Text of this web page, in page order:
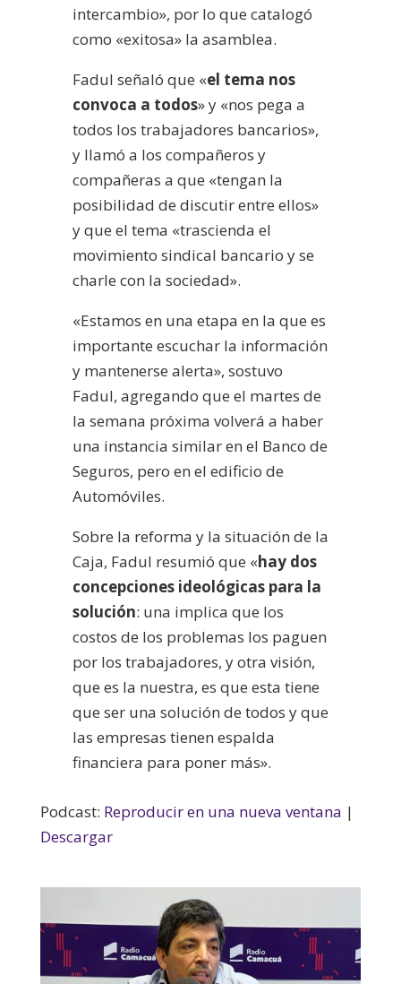
intercambio», por lo que catalogó
como «exitosa» la asamblea.
Fadul señaló que «el tema nos
convoca a todos» y «nos pega a
todos los trabajadores bancarios»,
y llamó a los compañeros y
compañeras a que «tengan la
posibilidad de discutir entre ellos»
y que el tema «trascienda el
movimiento sindical bancario y se
charle con la sociedad».
«Estamos en una etapa en la que es
importante escuchar la información
y mantenerse alerta», sostuvo
Fadul, agregando que el martes de
la semana próxima volverá a haber
una instancia similar en el Banco de
Seguros, pero en el edificio de
Automóviles.
Sobre la reforma y la situación de la
Caja, Fadul resumió que «hay dos
concepciones ideológicas para la
solución: una implica que los
costos de los problemas los paguen
por los trabajadores, y otra visión,
que es la nuestra, es que esta tiene
que ser una solución de todos y que
las empresas tienen espalda
financiera para poner más».
Podcast: Reproducir en una nueva ventana |
Descargar